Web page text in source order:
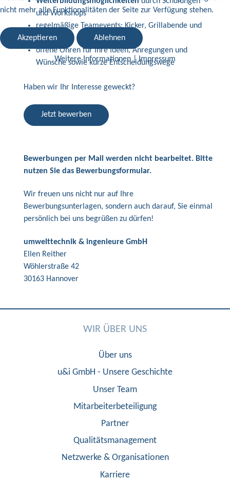
und Workshops
regelmäßige Teamevents: Kicker, Grillabende und
mehr
offene Ohren für Ihre Ideen, Anregungen und
Wünsche sowie kurze Entscheidungswege
Haben wir Ihr Interesse geweckt?
Jetzt bewerben
Bewerbungen per Mail werden nicht bearbeitet. Bitte
nutzen Sie das Bewerbungsformular.
Wir freuen uns nicht nur auf Ihre
Bewerbungsunterlagen, sondern auch darauf, Sie einmal
persönlich bei uns begrüßen zu dürfen!
umwelttechnik & ingenieure GmbH
Ellen Reither
Wöhlerstraße 42
30163 Hannover
WIR ÜBER UNS
Über uns
u&i GmbH - Unsere Geschichte
Unser Team
Mitarbeiterbeteiligung
Partner
Qualitätsmanagement
Netzwerke & Organisationen
Karriere
nicht mehr alle Funktionalitäten der Seite zur Verfügung stehen.
Akzeptieren Ablehnen
Weitere Informationen|Impressum